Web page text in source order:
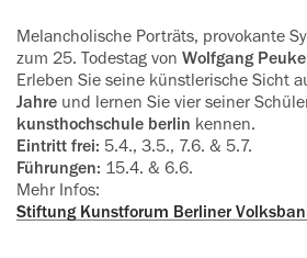
Melancholische Porträts, provokante Symbolik: Ausstellung
zum 25. ‍Todestag von Wolfgang
Erleben Sie seine künstlerische Sicht
Jahre und ‍lernen Sie vier seiner
kunsthochschule ‍berlin kennen.
Eintritt frei: 5.4., 3.5., 7.6. & 5.7.
Führungen: 15.4. & 6.6.
Mehr Infos:
Stiftung Kunstforum Berliner